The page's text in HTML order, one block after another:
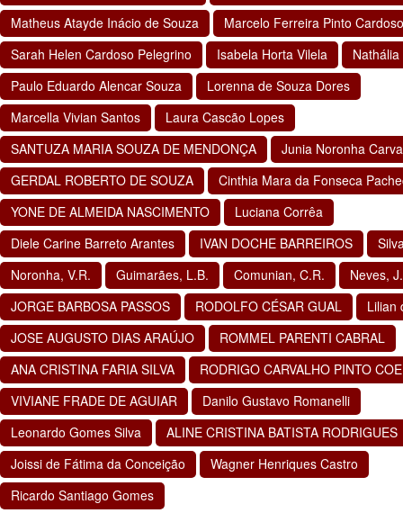
Matheus Atayde Inácio de Souza
Marcelo Ferreira Pinto Cardoso
Sarah Helen Cardoso Pelegrino
Isabela Horta Vilela
Paulo Eduardo Alencar Souza
Lorenna de Souza Dores
Marcella Vivian Santos
Laura Cascão Lopes
SANTUZA MARIA SOUZA DE MENDONÇA
Junia Noronha
GERDAL ROBERTO DE SOUZA
Cinthia Mara da Fonseca
YONE DE ALMEIDA NASCIMENTO
Luciana Corrêa
Diele Carine Barreto Arantes
IVAN DOCHE BARREIROS
Noronha, V.R.
Guimarães, L.B. Comunian, C.R.
Neves,
JORGE BARBOSA PASSOS
RODOLFO CÉSAR GUAL
Lilian
JOSE AUGUSTO DIAS ARAÚJO
ROMMEL PARENTI CABRAL
ANA CRISTINA FARIA SILVA
RODRIGO CARVALHO PINTO
VIVIANE FRADE DE AGUIAR
Danilo Gustavo Romanelli
Leonardo Gomes Silva
ALINE CRISTINA BATISTA RODRIGUES
Joissi de Fátima da Conceição
Wagner Henriques Castro
Ricardo Santiago Gomes